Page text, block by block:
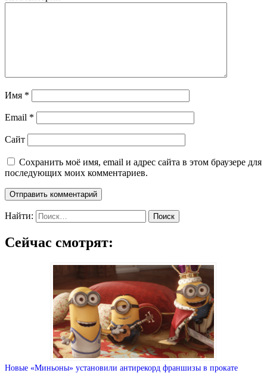
Имя *
Email *
Сайт
Сохранить моё имя, email и адрес сайта в этом браузере для
последующих моих комментариев.
Найти:
Сейчас смотрят:
Новые «Миньоны» установили антирекорд франшизы в прокате